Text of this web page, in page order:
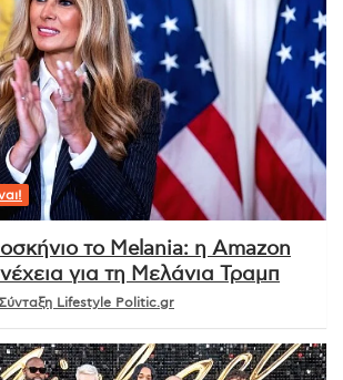
το Melania: η Amazon
για τη Μελάνια Τραμπ
Σύνταξη Lifestyle Politic.gr